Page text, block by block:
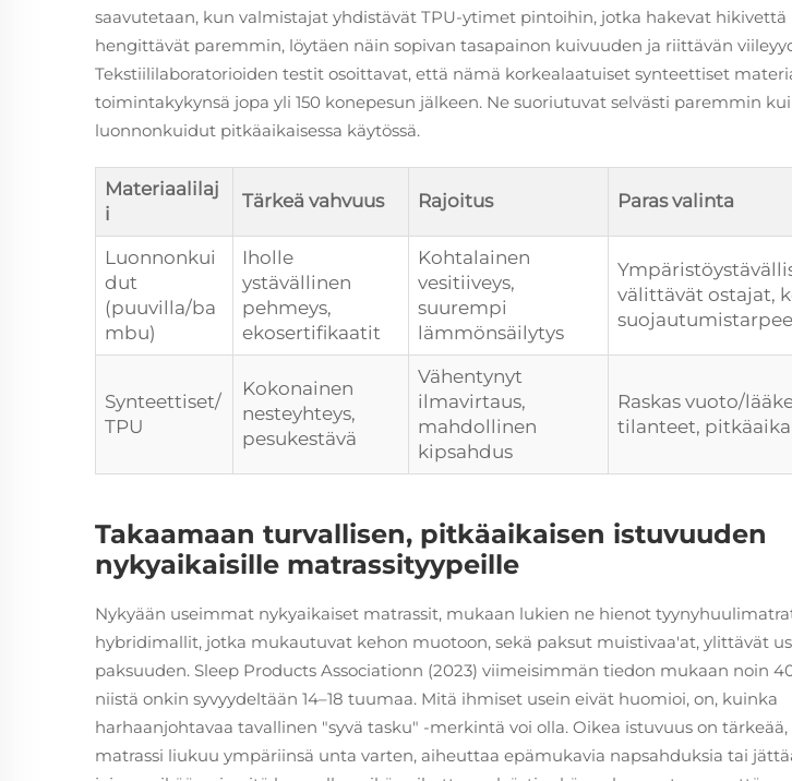
saavutetaan, kun valmistajat yhdistävät TPU-ytimet pintoihin, jotka hakevat hikivettä
hengittävät paremmin, löytäen näin sopivan tasapainon kuivuuden ja riittävän
Tekstiililaboratorioiden testit osoittavat, että nämä korkealaatuiset synteettiset
toimintakykynsä jopa yli 150 konepesun jälkeen. Ne suoriutuvat selvästi paremmin
luonnonkuidut pitkäaikaisessa käytössä.
Materiaalilaj
i
Tärkeä vahvuus Rajoitus Paras valinta
Luonnonkui
dut
(puuvilla/ba
mbu)
Iholle
ystävällinen
pehmeys,
ekosertifikaatit
Kohtalainen
vesitiiveys,
suurempi
lämmönsäilytys
välittävät ostajat,
Synteettiset/
TPU
Kokonainen
nesteyhteys,
pesukestävä
Vähentynyt
ilmavirtaus,
mahdollinen
kipsahdus
Raskas vuoto/
tilanteet,
Takaamaan turvallisen, pitkäaikaisen istuvuuden
nykyaikaisille matrassityypeille
Nykyään useimmat nykyaikaiset matrassit, mukaan lukien ne hienot
hybridimallit, jotka mukautuvat kehon muotoon, sekä paksut muistivaa'at, ylittävät
paksuuden. Sleep Products Associationn (2023) viimeisimmän tiedon mukaan noin
niistä onkin syvyydeltään 14–18 tuumaa. Mitä ihmiset usein eivät huomioi, on, kuinka
harhaanjohtavaa tavallinen "syvä tasku" -merkintä voi olla. Oikea istuvuus on
matrassi liukuu ympäriinsä unta varten, aiheuttaa epämukavia napsahduksia tai